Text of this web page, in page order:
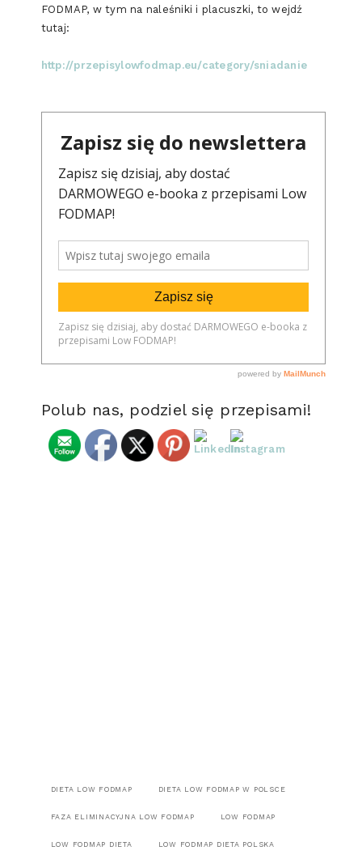
FODMAP, w tym na naleśniki i placuszki, to wejdź
tutaj:
http://przepisylowfodmap.eu/category/sniadanie
Polub nas, podziel się przepisami!
DIETA LOW FODMAP DIETA LOW FODMAP W POLSCE
FAZA ELIMINACYJNA LOW FODMAP LOW FODMAP
LOW FODMAP DIETA LOW FODMAP DIETA POLSKA